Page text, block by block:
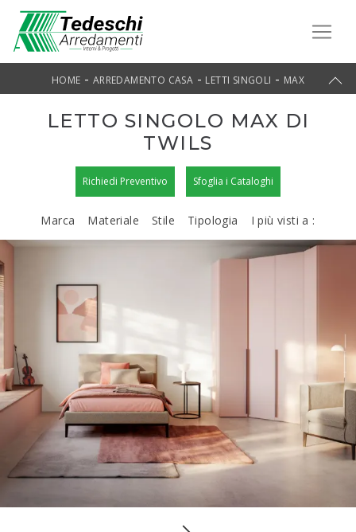
HOME - ARREDAMENTO CASA - LETTI SINGOLI - MAX
LETTO SINGOLO MAX DI
TWILS
Richiedi Preventivo Sfoglia i Cataloghi
Marca Materiale Stile Tipologia I più visti a :